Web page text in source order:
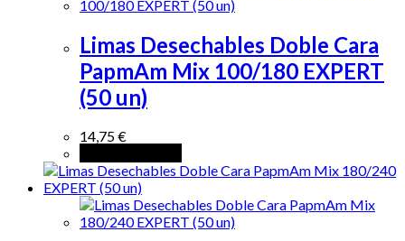
Limas Desechables Doble Cara
PapmAm Mix 100/180 EXPERT
(50 un)
14,75€